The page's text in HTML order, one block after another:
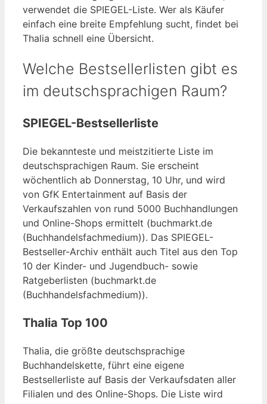
verwendet die SPIEGEL-Liste. Wer als Käufer
einfach eine breite Empfehlung sucht, findet bei
Thalia schnell eine Übersicht.
Welche Bestsellerlisten gibt es
im deutschsprachigen Raum?
SPIEGEL-Bestsellerliste
Die bekannteste und meistzitierte Liste im
deutschsprachigen Raum. Sie erscheint
wöchentlich ab Donnerstag, 10 Uhr, und wird
von GfK Entertainment auf Basis der
Verkaufszahlen von rund 5000 Buchhandlungen
und Online-Shops ermittelt (buchmarkt.de
(Buchhandelsfachmedium)). Das SPIEGEL-
Bestseller-Archiv enthält auch Titel aus den Top
10 der Kinder- und Jugendbuch- sowie
Ratgeberlisten (buchmarkt.de
(Buchhandelsfachmedium)).
Thalia Top 100
Thalia, die größte deutschsprachige
Buchhandelskette, führt eine eigene
Bestsellerliste auf Basis der Verkaufsdaten aller
Filialen und des Online-Shops. Die Liste wird